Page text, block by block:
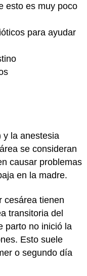
esto es muy poco
para ayudar
y la anestesia
se consideran
causar problemas
en la madre.
cesárea tienen
transitoria del
parto no inició la
Esto suele
o segundo día